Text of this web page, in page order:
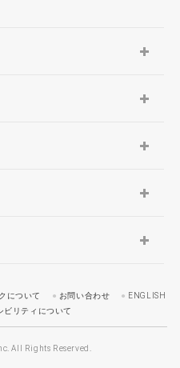
について お問い合わせ
ENGLISH
ビリティについて
All Rights Reserved.